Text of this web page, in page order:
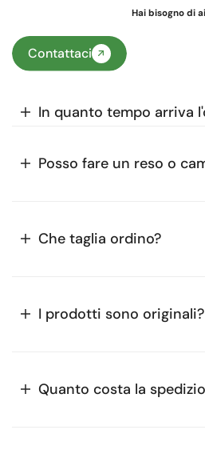
Hai bisogno di
Contattaci
In quanto tempo arriva
Posso fare un reso o
Che taglia ordino?
I prodotti sono originali?
Quanto costa la